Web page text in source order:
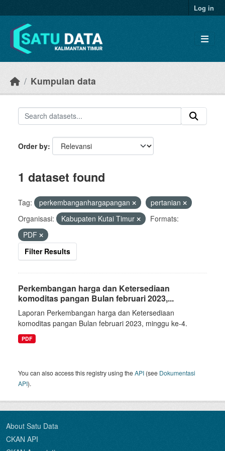
Log in
Kumpulan data
Order by
1 dataset found
Tag: perkembanganhargapangan
pertanian
Organisasi:
Kabupaten Kutai Timur
Formats:
PDF
Filter Results
Perkembangan harga dan Ketersediaan
komoditas pangan Bulan februari 2023,...
Laporan Perkembangan harga dan Ketersediaan
komoditas pangan Bulan februari 2023, minggu ke-4.
PDF
You can also access this registry using theAPI (see Dokumentasi
API).
About Satu Data
CKAN API